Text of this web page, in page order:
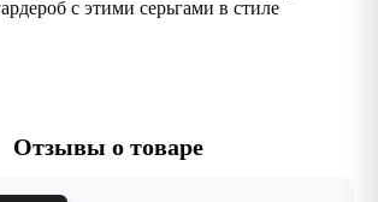
с этими серьгами в стиле
Отзывы о товаре